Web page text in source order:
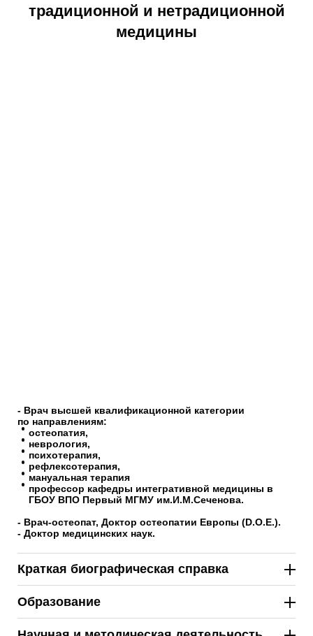
традиционной и нетрадиционной
медицины
- Врач высшей квалификационной категории
по направлениям:
остеопатия,
неврология,
психотерапия,
рефлексотерапия,
мануальная терапия
профессор кафедры интегративной медицины в
ГБОУ ВПО Первый МГМУ им.И.М.Сеченова.
- Врач-остеопат, Доктор остеопатии Европы (D.O.E.).
- Доктор медицинских наук.
Краткая биографическая справка
Образование
первый лечебный факультет Московской медицинской
академии им. И.М. Сеченова;